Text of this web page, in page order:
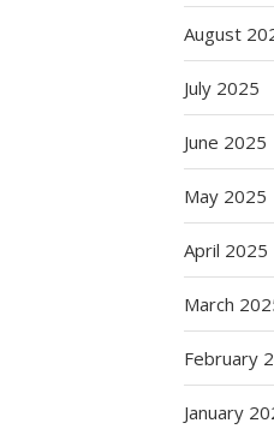
August
July 2025
June 2025
May 2025
April 2025
March
February
January